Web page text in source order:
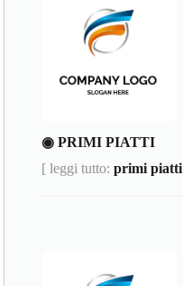
◉ PRIMI PIATTI
[ leggi tutto:primi piatti